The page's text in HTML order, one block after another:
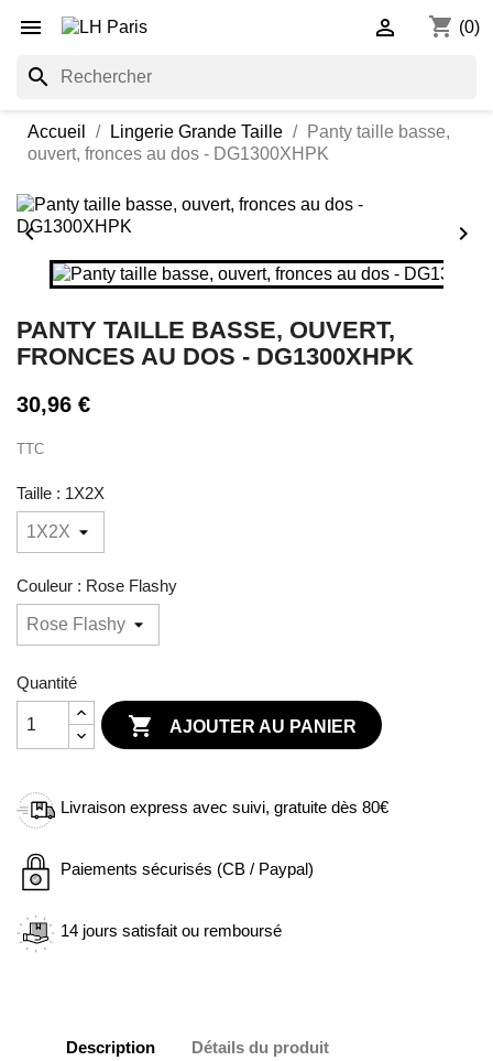
 shopping_cart (0)

search
Accueil Lingerie Grande Taille
Panty taille basse,
ouvert, fronces au dos - DG1300XHPK
 
PANTY TAILLE BASSE, OUVERT,
FRONCES AU DOS - DG1300XHPK
30,96 €
TTC
Taille : 1X2X
Couleur : Rose Flashy
Quantité
 AJOUTER AU PANIER
Livraison express avec suivi, gratuite dès 80€
Paiements sécurisés (CB / Paypal)
14 jours satisfait ou remboursé
Description Détails du produit